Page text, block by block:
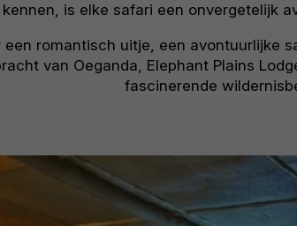
is elke safari een onvergetelijk
romantisch uitje, een avontuurlijke
van Oeganda, Elephant Plains
fascinerende